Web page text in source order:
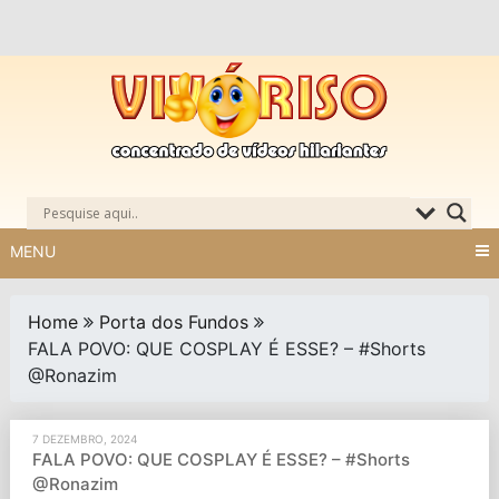
MENU
Home
Porta dos Fundos
FALA POVO: QUE COSPLAY É ESSE? – #Shorts
@Ronazim
7 DEZEMBRO, 2024
FALA POVO: QUE COSPLAY É ESSE? – #Shorts
@Ronazim